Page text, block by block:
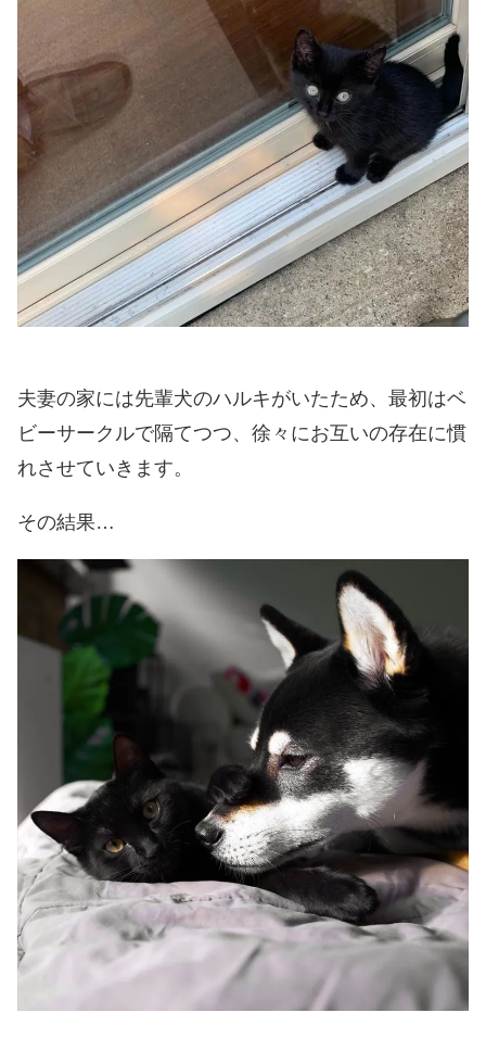
夫妻の家には先輩犬のハルキがいたため、最初はベ
ビーサークルで隔てつつ、徐々にお互いの存在に慣
れさせていきます。
その結果…